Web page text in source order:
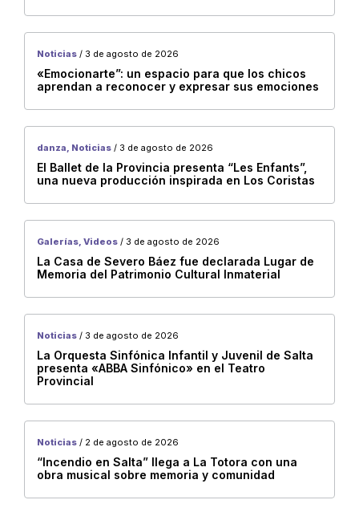
Chicoana
Oran
San Lorenzo
La Viña
Payogasta
Cachi
Campo Santo
Cerrillos
El Galpón
La Poma
Metán
Molinos
Santa Victoria Este
Tolar Grande
Noticias / 3 de agosto de 2026
«Emocionarte”: un espacio para que los chicos
aprendan a reconocer y expresar sus emociones
danza, Noticias / 3 de agosto de 2026
El Ballet de la Provincia presenta “Les Enfants”,
una nueva producción inspirada en Los Coristas
Galerías, Videos / 3 de agosto de 2026
La Casa de Severo Báez fue declarada Lugar de
Memoria del Patrimonio Cultural Inmaterial
Noticias / 3 de agosto de 2026
La Orquesta Sinfónica Infantil y Juvenil de Salta
presenta «ABBA Sinfónico» en el Teatro
Provincial
Noticias / 2 de agosto de 2026
“Incendio en Salta” llega a La Totora con una
obra musical sobre memoria y comunidad